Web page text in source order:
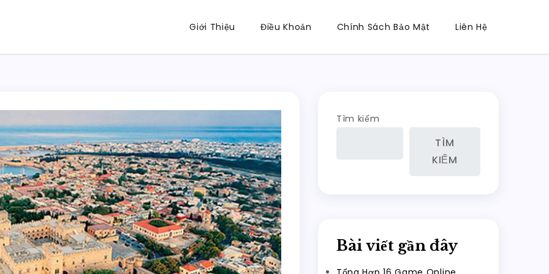
Giới Thiệu Điều Khoản Chính Sách Bảo Mật Liên Hệ
Tìm kiếm
TÌM
KIẾM
Bài viết gần đây